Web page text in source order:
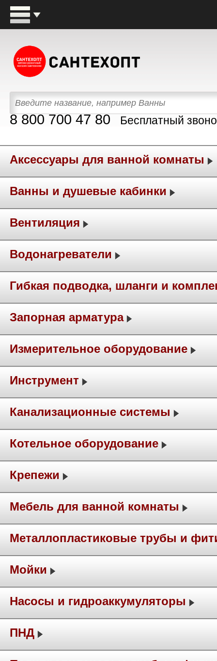
8 800 700 47 80 Бесплатный
Аксессуары для ванной комнаты
Ванны и душевые кабинки
Вентиляция
Водонагреватели
Гибкая подводка, шланги и
Запорная арматура
Измерительное оборудование
Инструмент
Канализационные системы
Котельное оборудование
Крепежи
Мебель для ванной комнаты
Металлопластиковые трубы и
Мойки
Насосы и гидроаккумуляторы
ПНД